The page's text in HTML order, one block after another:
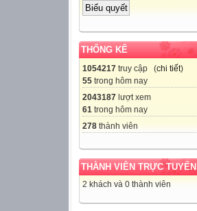
THỐNG KÊ
1054217 truy cập (chi tiết)
55 trong hôm nay
2043187 lượt xem
61 trong hôm nay
278 thành viên
THÀNH VIÊN TRỰC TUYẾN
2 khách và 0 thành viên